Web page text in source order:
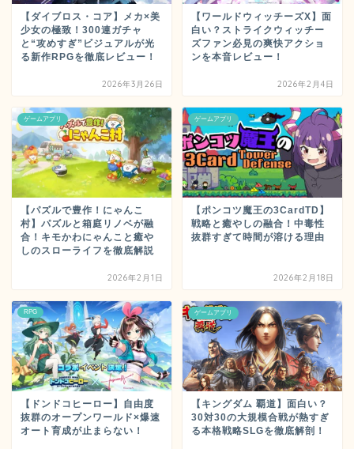
【ダイブロス・コア】メカ×美
少女の極致！300連ガチャ
と“攻めすぎ”ビジュアルが光
る新作RPGを徹底レビュー！
2026年3月26日
【ワールドウィッチーズX】面
白い？ストライクウィッチー
ズファン必見の爽快アクショ
ンを本音レビュー！
2026年2月4日
ゲームアプリ
【パズルで豊作！にゃんこ
村】パズルと箱庭リノベが融
合！キモかわにゃんこと癒や
しのスローライフを徹底解説
2026年2月1日
ゲームアプリ
【ポンコツ魔王の3CardTD】
戦略と癒やしの融合！中毒性
抜群すぎて時間が溶ける理由
2026年2月18日
RPG
【ドンドコヒーロー】自由度
抜群のオープンワールド×爆速
オート育成が止まらない！
ゲームアプリ
【キングダム 覇道】面白い？
30対30の大規模合戦が熱すぎ
る本格戦略SLGを徹底解剖！